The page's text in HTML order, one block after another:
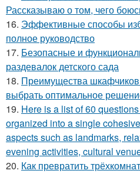
Рассказываю о том, чего
16. Эффективные способы
полное руководство
17. Безопасные и
раздевалок детского сада
18. Преимущества шкафчиков
выбрать оптимальное
19. Here is a list of 60
organized into a single
aspects such as landmarks,
evening activities, cultural
20. Как превратить